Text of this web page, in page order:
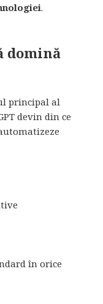
.
principal al
devin din ce
în orice